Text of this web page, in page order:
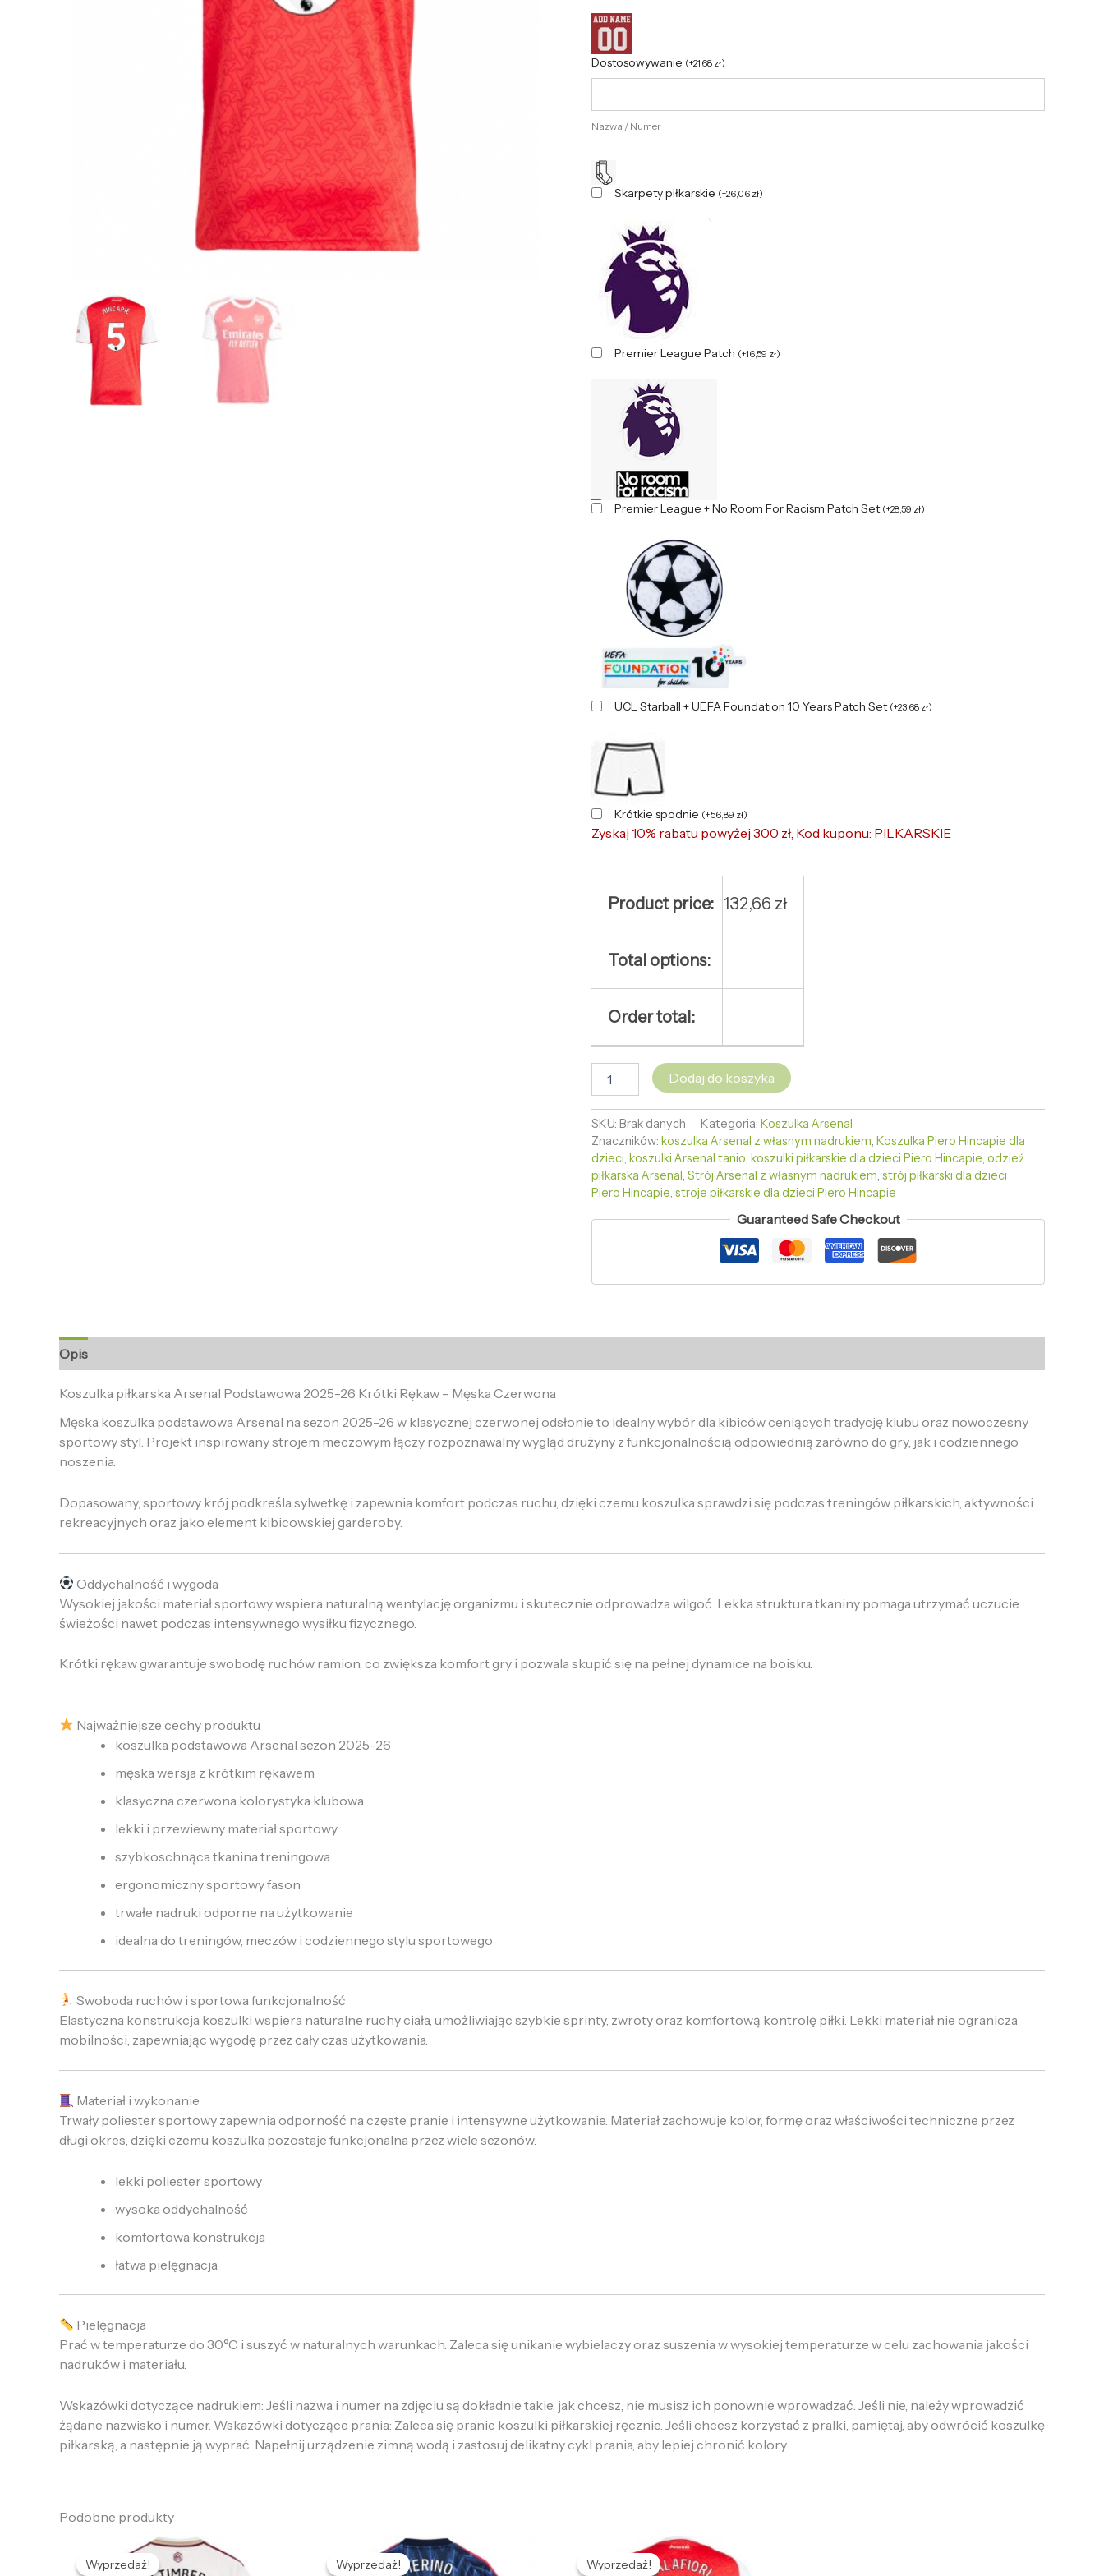
Dostosowywanie (+21,68 zł)
Nazwa / Numer
Skarpety piłkarskie (+26,06 zł)
Premier League Patch (+16,59 zł)
Premier League + No Room For Racism Patch Set (+28,59 zł)
UCL Starball + UEFA Foundation 10 Years Patch Set (+23,68 zł)
Krótkie spodnie (+56,89 zł)
Zyskaj 10% rabatu powyżej 300 zł, Kod kuponu: PILKARSKIE
Product price: 132,66 zł
Total options:
Order total:
Dodaj do koszyka
SKU: Brak danych Kategoria: Koszulka Arsenal
Znaczników: koszulka Arsenal z własnym nadrukiem, Koszulka Piero Hincapie dla
dzieci, koszulki Arsenal tanio, koszulki piłkarskie dla dzieci Piero Hincapie, odzież
piłkarska Arsenal, Strój Arsenal z własnym nadrukiem, strój piłkarski dla dzieci
Piero Hincapie, stroje piłkarskie dla dzieci Piero Hincapie
Guaranteed Safe Checkout
Opis
Koszulka piłkarska Arsenal Podstawowa 2025-26 Krótki Rękaw – Męska Czerwona
Męska koszulka podstawowa Arsenal na sezon 2025-26 w klasycznej czerwonej odsłonie to idealny wybór dla kibiców ceniących tradycję klubu oraz nowoczesny
sportowy styl. Projekt inspirowany strojem meczowym łączy rozpoznawalny wygląd drużyny z funkcjonalnością odpowiednią zarówno do gry, jak i codziennego
noszenia.
Dopasowany, sportowy krój podkreśla sylwetkę i zapewnia komfort podczas ruchu, dzięki czemu koszulka sprawdzi się podczas treningów piłkarskich, aktywności
rekreacyjnych oraz jako element kibicowskiej garderoby.
Oddychalność i wygoda
Wysokiej jakości materiał sportowy wspiera naturalną wentylację organizmu i skutecznie odprowadza wilgoć. Lekka struktura tkaniny pomaga utrzymać uczucie
świeżości nawet podczas intensywnego wysiłku fizycznego.
Krótki rękaw gwarantuje swobodę ruchów ramion, co zwiększa komfort gry i pozwala skupić się na pełnej dynamice na boisku.
Najważniejsze cechy produktu
koszulka podstawowa Arsenal sezon 2025-26
męska wersja z krótkim rękawem
klasyczna czerwona kolorystyka klubowa
lekki i przewiewny materiał sportowy
szybkoschnąca tkanina treningowa
ergonomiczny sportowy fason
trwałe nadruki odporne na użytkowanie
idealna do treningów, meczów i codziennego stylu sportowego
Swoboda ruchów i sportowa funkcjonalność
Elastyczna konstrukcja koszulki wspiera naturalne ruchy ciała, umożliwiając szybkie sprinty, zwroty oraz komfortową kontrolę piłki. Lekki materiał nie ogranicza
mobilności, zapewniając wygodę przez cały czas użytkowania.
Materiał i wykonanie
Trwały poliester sportowy zapewnia odporność na częste pranie i intensywne użytkowanie. Materiał zachowuje kolor, formę oraz właściwości techniczne przez
długi okres, dzięki czemu koszulka pozostaje funkcjonalna przez wiele sezonów.
lekki poliester sportowy
wysoka oddychalność
komfortowa konstrukcja
łatwa pielęgnacja
Pielęgnacja
Prać w temperaturze do 30°C i suszyć w naturalnych warunkach. Zaleca się unikanie wybielaczy oraz suszenia w wysokiej temperaturze w celu zachowania jakości
nadruków i materiału.
Wskazówki dotyczące nadrukiem: Jeśli nazwa i numer na zdjęciu są dokładnie takie, jak chcesz, nie musisz ich ponownie wprowadzać. Jeśli nie, należy wprowadzić
żądane nazwisko i numer. Wskazówki dotyczące prania: Zaleca się pranie koszulki piłkarskiej ręcznie. Jeśli chcesz korzystać z pralki, pamiętaj, aby odwrócić koszulkę
piłkarską, a następnie ją wyprać. Napełnij urządzenie zimną wodą i zastosuj delikatny cykl prania, aby lepiej chronić kolory.
Podobne produkty
Wyprzedaż!
Wyprzedaż!
Pierwotna
cena
wynosiła:
Aktualna
cena
wynosi:
Wyprzedaż!
Wyprzedaż!
Pierwotna
cena
wynosiła:
Aktualna
cena
wynosi:
Wyprzedaż!
Wyprzedaż!
Pierwotna
cena
wynosiła:
Aktualna
cena
wynosi: